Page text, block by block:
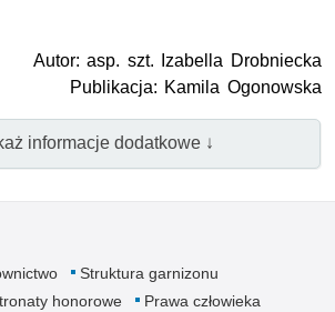
Autor: asp. szt. Izabella Drobniecka
Publikacja: Kamila Ogonowska
informacje dodatkowe ↓
Struktura garnizonu
honorowe
Prawa człowieka